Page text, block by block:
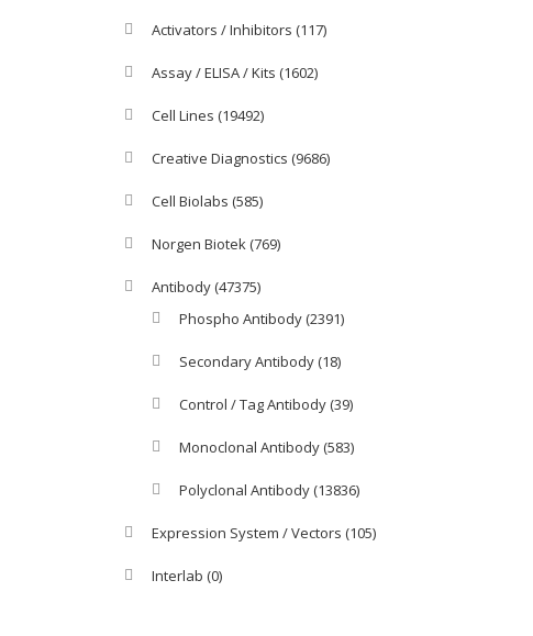
Activators / Inhibitors (117)
Assay / ELISA / Kits (1602)
Cell Lines (19492)
Creative Diagnostics (9686)
Cell Biolabs (585)
Norgen Biotek(769)
Antibody(47375)
Phospho Antibody(2391)
Secondary Antibody(18)
Control / Tag Antibody(39)
Monoclonal Antibody(583)
Polyclonal Antibody(13836)
Expression System / Vectors (105)
Interlab (0)